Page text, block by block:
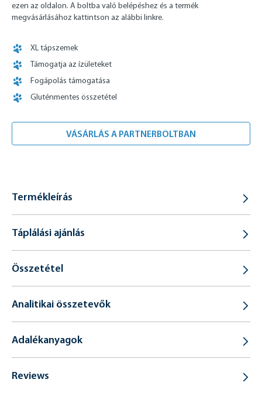
ezen az oldalon. A boltba való belépéshez és a termék
megvásárlásához kattintson az alábbi linkre.
XL tápszemek
Támogatja az ízületeket
Fogápolás támogatása
Gluténmentes összetétel
VÁSÁRLÁS A PARTNERBOLTBAN
Termékleírás
Táplálási ajánlás
Összetétel
Analitikai összetevők
Adalékanyagok
Reviews